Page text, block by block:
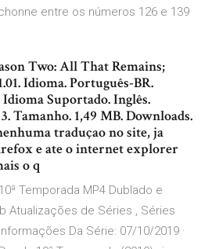
entre os números 126 e 139
Two: All That Remains;
Idioma. Português-BR.
Idioma Suportado. Inglês.
Tamanho. 1,49 MB. Downloads.
traduçao no site, ja
e ate o internet explorer
o q
Temporada MP4 Dublado e
Atualizações de Séries , Séries
Da Série: 07/10/2019 ·